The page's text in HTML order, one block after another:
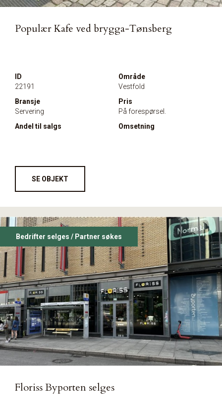
Populær Kafe ved brygga-Tønsberg
ID
22191
Område
Vestfold
Bransje
Servering
Pris
På forespørsel.
Andel til salgs
Omsetning
SE OBJEKT
Floriss Byporten selges
Bedrifter selges / Partner søkes